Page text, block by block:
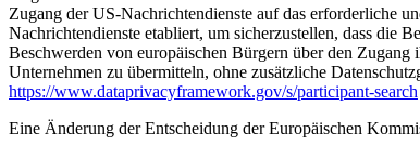
Zugang der US-Nachrichtendienste auf das erforderliche
Nachrichtendienste etabliert, um sicherzustellen, dass die
Beschwerden von europäischen Bürgern über den
Unternehmen zu übermitteln, ohne zusätzliche
https://www.dataprivacyframework.gov/s/participant-search
Eine Änderung der Entscheidung der Europäischen